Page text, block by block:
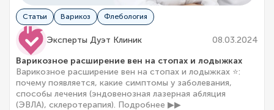
Статьи Варикоз Флебология
Эксперты Дуэт Клиник
08.03.2024
Варикозное расширение вен на стопах и лодыжках
Варикозное расширение вен на стопах и лодыжках ⭐:
почему появляется, какие симптомы у заболевания,
способы лечения (эндовенозная лазерная абляция
(ЭВЛА), склеротерапия). Подробнее ▶▶